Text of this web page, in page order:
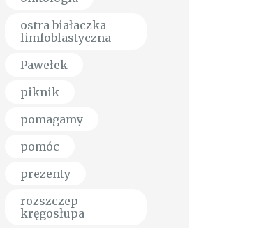
ostra białaczka
limfoblastyczna
Pawełek
piknik
pomagamy
pomóc
prezenty
rozszczep
kręgosłupa